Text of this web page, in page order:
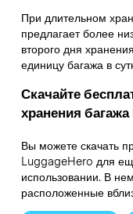
При длительном
предлагает более
второго дня
единицу багажа в
Скачайте
хранения
Вы можете скачать
LuggageHero для
использовании. В
расположенные